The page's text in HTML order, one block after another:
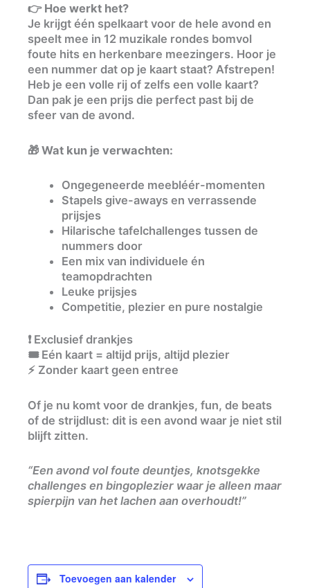
👉 Hoe werkt het?
Je krijgt één spelkaart voor de hele avond en
speelt mee in 12 muzikale rondes bomvol
foute hits en herkenbare meezingers. Hoor je
een nummer dat op je kaart staat? Afstrepen!
Heb je een volle rij of zelfs een volle kaart?
Dan pak je een prijs die perfect past bij de
sfeer van de avond.
🎁 Wat kun je verwachten:
Ongegeneerde meebléér-momenten
Stapels give-aways en verrassende
prijsjes
Hilarische tafelchallenges tussen de
nummers door
Een mix van individuele én
teamopdrachten
Leuke prijsjes
Competitie, plezier en pure nostalgie
❗ Exclusief drankjes
🎟 Eén kaart = altijd prijs, altijd plezier
⚡ Zonder kaart geen entree
Of je nu komt voor de drankjes, fun, de beats
of de strijdlust: dit is een avond waar je niet stil
blijft zitten.
“Een avond vol foute deuntjes, knotsgekke
challenges en bingoplezier waar je alleen maar
spierpijn van het lachen aan overhoudt!”
Toevoegen aan kalender